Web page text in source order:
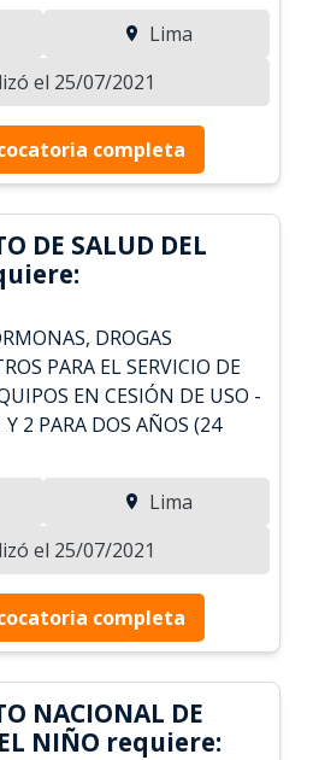
Lima
el 25/07/2021
completa
DE SALUD DEL
DROGAS
PARA EL SERVICIO DE
EN CESIÓN DE USO -
2 PARA DOS AÑOS (24
Lima
el 25/07/2021
completa
NACIONAL DE
NIÑO requiere: